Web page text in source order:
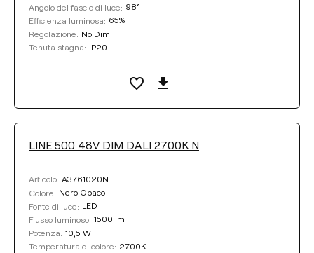
Angolo del fascio di luce: 98°
Efficienza luminosa: 65%
Regolazione: No Dim
Tenuta stagna: IP20
LINE 500 48V DIM DALI 2700K N
Articolo: A3761020N
Colore: Nero Opaco
Fonte di luce: LED
Flusso luminoso: 1500 lm
Potenza: 10,5 W
Temperatura di colore: 2700K